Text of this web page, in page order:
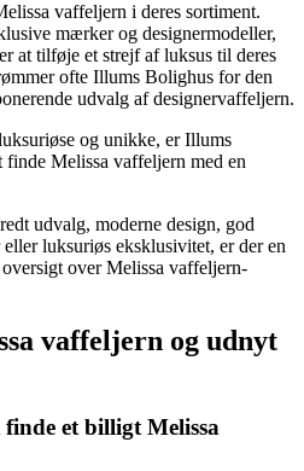
vaffeljern i deres sortiment.
mærker og designermodeller,
at tilføje et strejf af luksus til deres
ofte Illums Bolighus for den
udvalg af designervaffeljern.
og unikke, er Illums
Melissa vaffeljern med en
udvalg, moderne design, god
luksuriøs eksklusivitet, er der en
over Melissa vaffeljern-
vaffeljern og udnyt
et billigt Melissa